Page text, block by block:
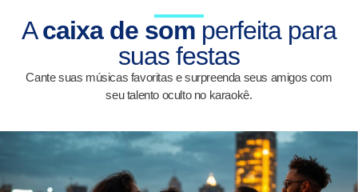
Acaixa de som perfeita para
suas festas
Cante suas músicas favoritas e surpreenda seus amigos com
seu talento oculto no karaokê.